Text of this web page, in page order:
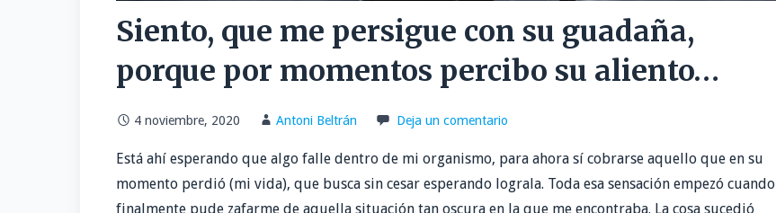
Siento, que me persigue con su guadaña,
porque por momentos percibo su aliento…
4 noviembre, 2020 Antoni Beltrán Deja un comentario
Está ahí esperando que algo falle dentro de mi organismo, para ahora sí cobrarse aquello que en su
momento perdió (mi vida), que busca sin cesar esperando lograla. Toda esa sensación empezó cuando
finalmente pude zafarme de aquella situación tan oscura en la que me encontraba. La cosa sucedió